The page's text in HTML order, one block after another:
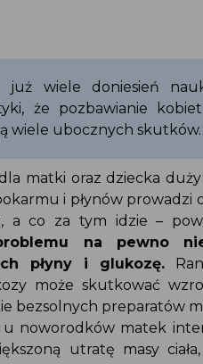
już wiele doniesień
że pozbawianie
wiele ubocznych skutków.
matki oraz dziecka
i płynów prowadzi
a co za tym idzie –
na pewno
płyny i glukozę.
może skutkować
bezsolnych preparatów
u noworodków matek
utratę masy